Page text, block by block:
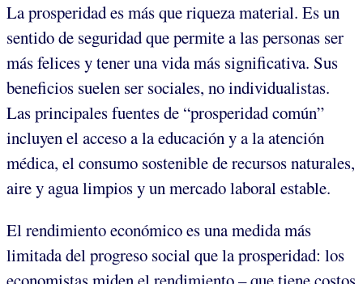
La prosperidad es más que riqueza material. Es un
sentido de seguridad que permite a las personas ser
más felices y tener una vida más significativa. Sus
beneficios suelen ser sociales, no individualistas.
Las principales fuentes de “prosperidad común”
incluyen el acceso a la educación y a la atención
médica, el consumo sostenible de recursos naturales,
aire y agua limpios y un mercado laboral estable.
El rendimiento económico es una medida más
limitada del progreso social que la prosperidad: los